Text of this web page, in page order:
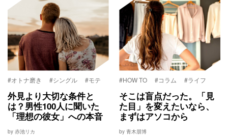
#オトナ磨き #シングル #モテ
外見より大切な条件と
は？男性100人に聞いた
「理想の彼女」への本音
by 赤池リカ
#HOW TO #コラム #ライフ
そこは盲点だった。「見
た目」を変えたいなら、
まずはアソコから
by 青木朋博